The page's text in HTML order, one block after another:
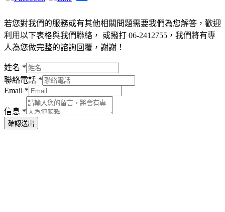
若您對我們的服務或有其他相關問題需要我們為您解答，歡迎
利用以下表格與我們聯絡， 或撥打 06-2412755，我們將有專
人為您做完整的諮詢回覆，謝謝！
姓名 *
聯絡電話 *
Email *
信息 *
確認送出